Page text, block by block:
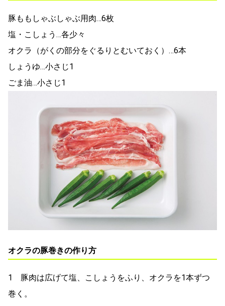
豚ももしゃぶしゃぶ用肉…6枚
塩・こしょう…各少々
オクラ（がくの部分をぐるりとむいておく）…6本
しょうゆ…小さじ1
ごま油…小さじ1
オクラの豚巻きの作り方
1 豚肉は広げて塩、こしょうをふり、オクラを1本ずつ
巻く。